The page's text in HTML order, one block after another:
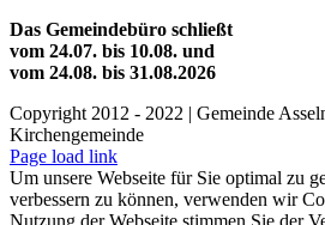
Das Gemeindebüro schließt
vom 24.07. bis 10.08. und
vom 24.08. bis 31.08.2026
Copyright 2012 - 2022 | Gemeinde
Kirchengemeinde
YouTube
Page load link
Um unsere Webseite für Sie optimal zu
verbessern zu können, verwenden wir
Nutzung der Webseite stimmen Sie der